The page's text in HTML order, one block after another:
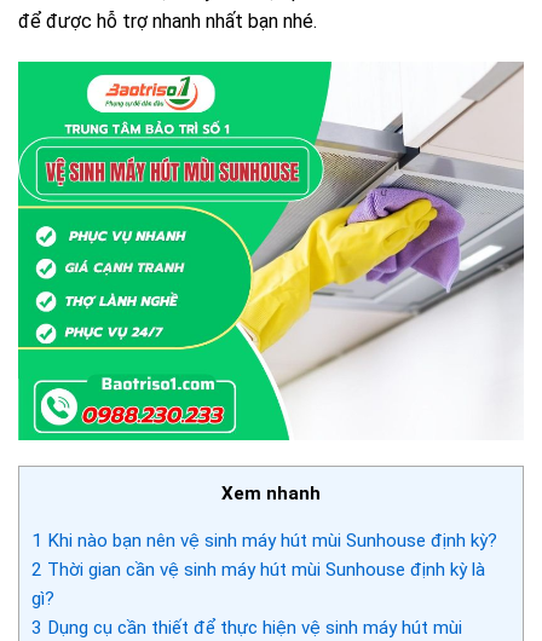
để được hỗ trợ nhanh nhất bạn nhé.
Xem nhanh
1 Khi nào bạn nên vệ sinh máy hút mùi Sunhouse định kỳ?
2 Thời gian cần vệ sinh máy hút mùi Sunhouse định kỳ là
gì?
3 Dụng cụ cần thiết để thực hiện vệ sinh máy hút mùi